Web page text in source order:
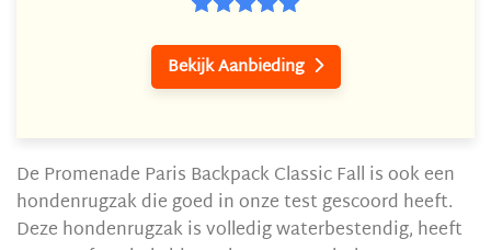
Bekijk Aanbieding 
De Promenade Paris Backpack Classic Fall is ook een
hondenrugzak die goed in onze test gescoord heeft.
Deze hondenrugzak is volledig waterbestendig, heeft